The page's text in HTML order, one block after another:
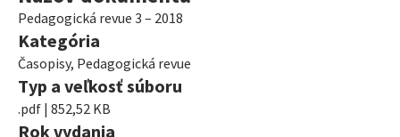
Pedagogická revue 3 – 2018
Kategória
Časopisy, Pedagogická revue
Typ a veľkosť súboru
.pdf | 852,52 KB
Rok vydania